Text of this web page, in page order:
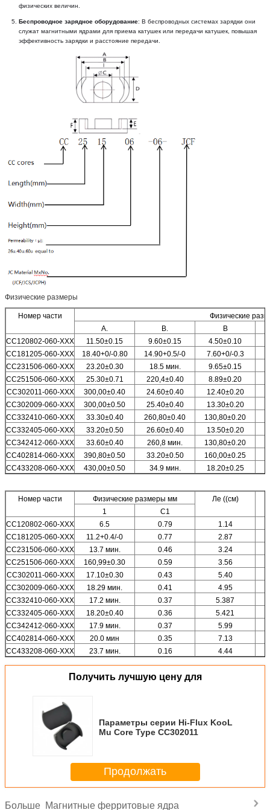
физических величин.
Беспроводное зарядное оборудование: В беспроводных системах зарядки они
служат магнитными ядрами для приема катушек или передачи катушек, повышая
эффективность зарядки и расстояние передачи.
Физические размеры
Номер части
Физические
А.
В.
В
CC120802-060-XXX
11.50±0.15 9.60±0.15 4.50±0.10
CC181205-060-XXX
18.40+0/-0.80 14.90+0.5/-0 7.60+0/-0.3
CC231506-060-XXX
23.20±0.30 18.5 мин. 9.65±0.15
CC251506-060-XXX
25.30±0.71 220,4±0.40 8.89±0.20
CC302011-060-XXX 300,00±0.40 24.60±0.40 12.40±0.20
CC302009-060-XXX
300,00±0.50 25.40±0.40 13.30±0.20
CC332410-060-XXX
33.30±0.40 260,80±0.40 130,80±0.20
CC332405-060-XXX
33.20±0.50 26.60±0.40 13.50±0.20
CC342412-060-XXX
33.60±0.40 260,8 мин. 130,80±0.20
CC402814-060-XXX
390,80±0.50 33.20±0.50 160,00±0.25
CC433208-060-XXX
430,00±0.50 34.9 мин. 18.20±0.25
Номер части Физические размеры мм
Ле ((см)
1
C1
CC120802-060-XXX
6.5 0.79
1.14
CC181205-060-XXX
11.2+0.4/-0 0.77
2.87
CC231506-060-XXX
13.7 мин. 0.46
3.24
CC251506-060-XXX
160,99±0.30 0.59
3.56
CC302011-060-XXX
17.10±0.30 0.43
5.40
CC302009-060-XXX
18.29 мин. 0.41
4.95
CC332410-060-XXX
17.2 мин. 0.37
5.387
CC332405-060-XXX
18.20±0.40 0.36
5.421
CC342412-060-XXX
17.9 мин. 0.37
5.99
CC402814-060-XXX
20.0 мин 0.35
7.13
CC433208-060-XXX
23.7 мин. 0.16 4.44
Получить лучшую цену для
Параметры серии Hi-Flux KooL
Mu Core Type CC302011
Продолжать
Больше Магнитные ферритовые ядра